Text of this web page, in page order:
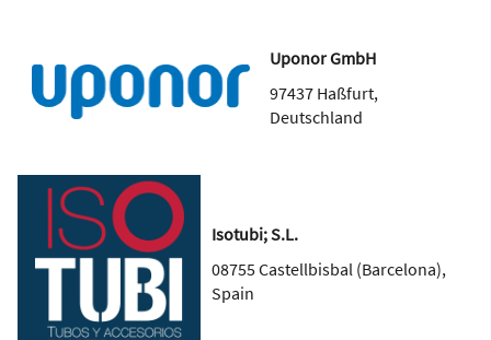
Uponor GmbH
97437 Haßfurt,
Deutschland
Isotubi; S.L.
08755Castellbisbal (Barcelona),
Spain